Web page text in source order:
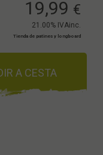
19,99 €
21.00% IVAinc.
Tienda de patines y longboard
A CESTA